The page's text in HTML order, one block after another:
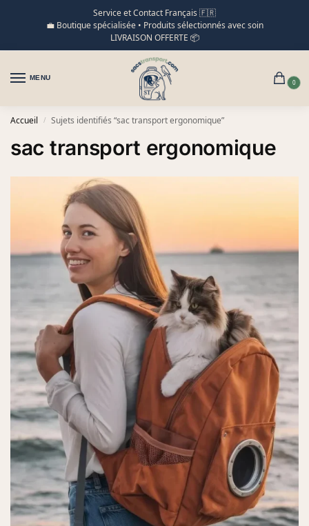
Service et Contact Français 🇫🇷
💼 Boutique spécialisée • Produits sélectionnés avec soin
LIVRAISON OFFERTE 📦
MENU
0
Accueil / Sujets identifiés “sac transport ergonomique”
sac transport ergonomique